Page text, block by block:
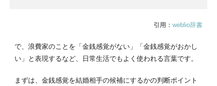
引用： weblio辞書
で、浪費家のことを「金銭感覚がない」「金銭感覚がおかし
い」と表現するなど、日常生活でもよく使われる言葉です。
まずは、金銭感覚を結婚相手の候補にするかの判断ポイント